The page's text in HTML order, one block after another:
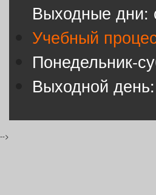
Выходные дни:
Учебный
Понедельник-
Выходной
-->